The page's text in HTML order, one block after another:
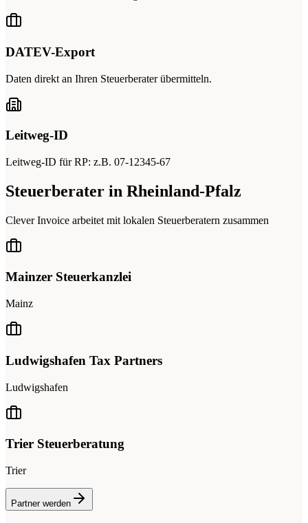
DATEV-Export
Daten direkt an Ihren Steuerberater übermitteln.
Leitweg-ID
Leitweg-ID für RP: z.B. 07-12345-67
Steuerberater in Rheinland-Pfalz
Clever Invoice arbeitet mit lokalen Steuerberatern zusammen
Mainzer Steuerkanzlei
Mainz
Ludwigshafen Tax Partners
Ludwigshafen
Trier Steuerberatung
Trier
Partner werden